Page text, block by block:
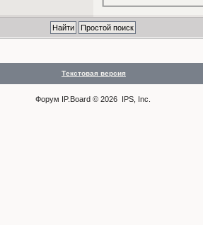
Текстовая версия
Форум IP.Board © 2026 IPS, Inc